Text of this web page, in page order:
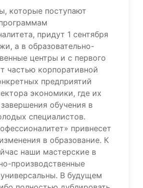
которые поступают
придут 1 сентября
а в образовательно-
центры и с первого
частью корпоративной
предприятий
экономики, где их
обучения в
специалистов.
привнесет
в образование. К
наши мастерские в
производственные
В будущем